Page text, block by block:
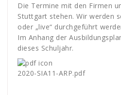
Die Termine mit den Firmen
Stuttgart stehen. Wir werden
oder „live“ durchgeführt
Im Anhang der
dieses Schuljahr.
2020-SIA11-ARP.pdf